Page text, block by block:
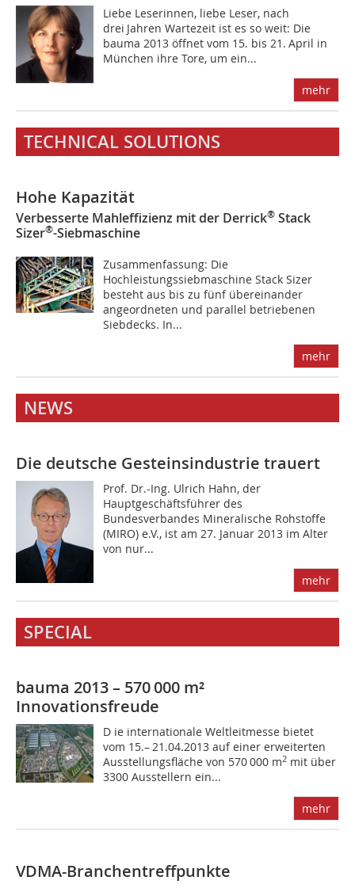
Liebe Leserinnen, liebe Leser, nach
drei Jahren Wartezeit ist es so weit: Die
bauma 2013 öffnet vom 15. bis 21. April in
München ihre Tore, um ein...
mehr
TECHNICAL SOLUTIONS
Hohe Kapazität
Verbesserte Mahleffizienz mit der Derrick® Stack
Sizer®-Siebmaschine
Zusammenfassung: Die
Hochleistungssiebmaschine Stack Sizer
besteht aus bis zu fünf übereinander
angeordneten und parallel betriebenen
Siebdecks. In...
mehr
NEWS
Die deutsche Gesteinsindustrie trauert
Prof. Dr.-Ing. Ulrich Hahn, der
Hauptgeschäftsführer des
Bundesverbandes Mineralische Rohstoffe
(MIRO) e.V., ist am 27. Januar 2013 im Alter
von nur...
mehr
SPECIAL
bauma 2013 – 570 000 m²
Innovationsfreude
D ie internationale Weltleitmesse bietet
vom 15.– 21.04.2013 auf einer erweiterten
Ausstellungsfläche von 570 000 m2 mit über
3300 Ausstellern ein...
mehr
VDMA-Branchentreffpunkte